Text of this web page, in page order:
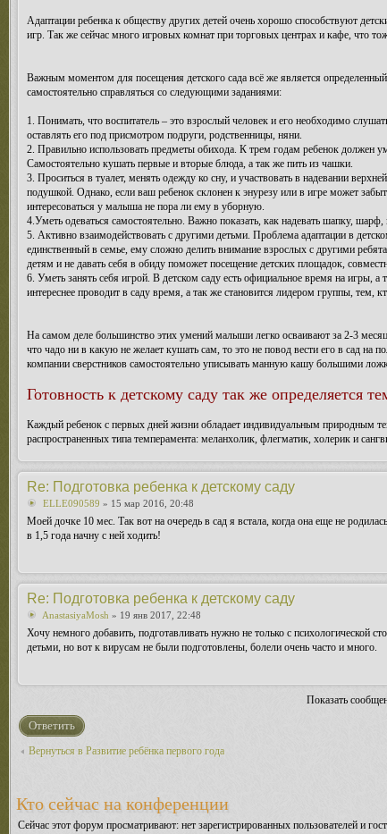
Адаптации ребенка к обществу других детей очень хорошо способствуют
игр. Так же сейчас много игровых комнат при торговых центрах и кафе, что
Важным моментом для посещения детского сада всё же является
самостоятельно справляться со следующими заданиями:
1. Понимать, что воспитатель – это взрослый человек и его необходимо
оставлять его под присмотром подруги, родственницы, няни.
2. Правильно использовать предметы обихода. К трем годам ребенок должен
Самостоятельно кушать первые и вторые блюда, а так же пить из чашки.
3. Проситься в туалет, менять одежду ко сну, и участвовать в надевании
подушкой. Однако, если ваш ребенок склонен к энурезу или в игре может
интересоваться у малыша не пора ли ему в уборную.
4.Уметь одеваться самостоятельно. Важно показать, как надевать шапку,
5. Активно взаимодействовать с другими детьми. Проблема адаптации в
единственный в семье, ему сложно делить внимание взрослых с другими
детям и не давать себя в обиду поможет посещение детских площадок,
6. Уметь занять себя игрой. В детском саду есть официальное время на игры,
интереснее проводит в саду время, а так же становится лидером группы, тем,
На самом деле большинство этих умений малыши легко осваивают за 2-3
что чадо ни в какую не желает кушать сам, то это не повод вести его в сад на
компании сверстников самостоятельно уписывать манную кашу большими
Готовность к детскому саду так же определяется
Каждый ребенок с первых дней жизни обладает индивидуальным природным
распространенных типа темперамента: меланхолик, флегматик, холерик и
Re: Подготовка ребенка к детскому саду
ELLE090589 » 15 мар 2016, 20:48
Моей дочке 10 мес. Так вот на очередь в сад я встала, когда она еще не
в 1,5 года начну с ней ходить!
Re: Подготовка ребенка к детскому саду
AnastasiyaMosh » 19 янв 2017, 22:48
Хочу немного добавить, подготавливать нужно не только с
детьми, но вот к вирусам не были подготовлены, болели очень часто и много.
Показать
Ответить
Вернуться в Развитие ребёнка первого года
Кто сейчас на конференции
Сейчас этот форум просматривают: нет зарегистрированных пользователей и